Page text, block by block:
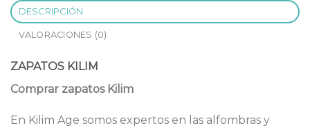
DESCRIPCIÓN
VALORACIONES (0)
ZAPATOS KILIM
Comprar zapatos Kilim
En Kilim Age somos expertos en las alfombras y